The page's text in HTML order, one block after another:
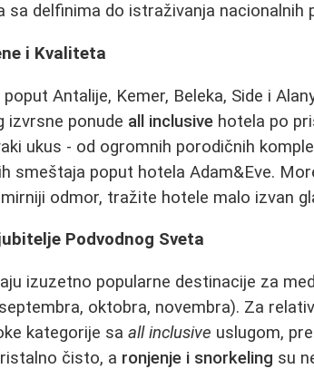
delfinima do istraživanja nacionalnih
i Kvaliteta
Antalije, Kemer, Beleka, Side i
izvrsne ponude all inclusive hotela po
ukus - od ogromnih porodičnih
smeštaja poput hotela Adam&Eve.
odmor, tražite hotele malo izvan
Podvodnog Sveta
izuzetno popularne destinacije za
oktobra, novembra). Za
kategorije saall inclusive uslugom,
čisto, a ronjenje i snorkeling su